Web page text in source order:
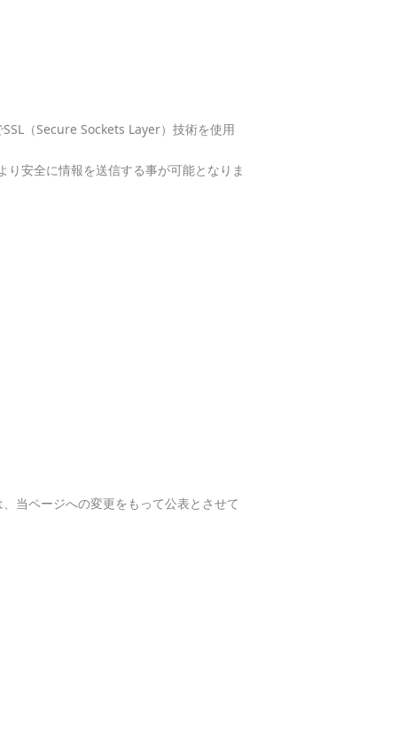
（Secure Sockets Layer）技術を使用
安全に情報を送信する事が可能となりま
当ページへの変更をもって公表とさせて